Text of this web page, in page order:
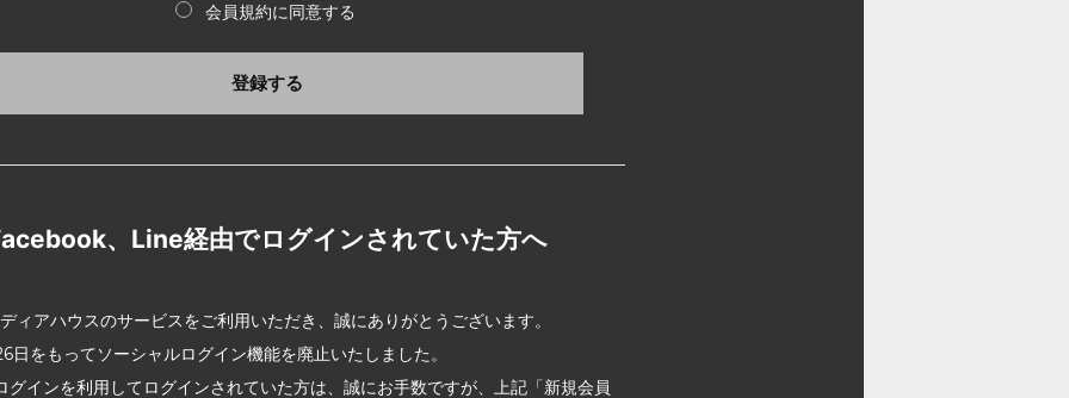
会員規約に同意する
登録する
、Line経由でログインされていた方へ
ィアハウスのサービスをご利用いただき、誠にありがとうございます。
日をもってソーシャルログイン機能を廃止いたしました。
グインを利用してログインされていた方は、誠にお手数ですが、上記「新規会員